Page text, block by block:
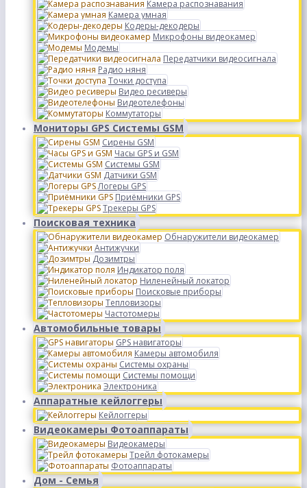
Камера распознавания
Камера умная
Кодеры-декодеры
Микрофоны видеокамер
Модемы
Передатчики видеосигнала
Радио няня
Точки доступа
Видео ресиверы
Видеотелефоны
Коммутаторы
Мониторы GPS Системы GSM
Сирены GSM
Часы GPS и GSM
Системы GSM
Датчики GSM
Логеры GPS
Приёмники GPS
Трекеры GPS
Поисковая техника
Обнаружители видеокамер
Антижучки
Дозимтры
Индикатор поля
Ниленейный локатор
Поисковые приборы
Тепловизоры
Частотомеры
Автомобильные товары
GPS навигаторы
Камеры автомобиля
Системы охраны
Системы помощи
Электроника
Аппаратные кейлоггеры
Кейлоггеры
Видеокамеры Фотоаппараты
Видеокамеры
Трейл фотокамеры
Фотоаппараты
Дом - Семья